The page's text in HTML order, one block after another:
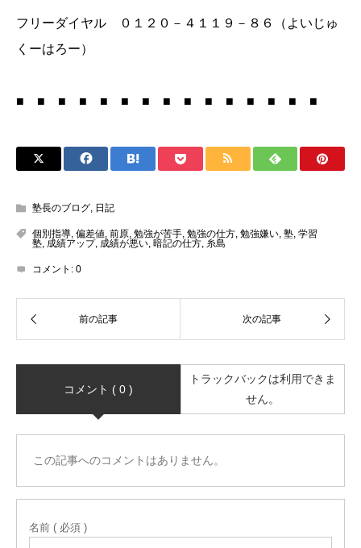
フリーダイヤル ０１２０－４１１９－８６（よいじゅ
くーはろー）
■ ■ ■ ■ ■ ■ ■ ■ ■ ■ ■ ■ ■ ■ ■
塾長のブログ, 日記
個別指導, 偏差値, 前原, 勉強が苦手, 勉強の仕方, 勉強嫌い, 塾, 学習
塾, 成績アップ, 成績が悪い, 暗記の仕方, 糸島
コメント: 0
コメント ( 0 )
トラックバックは利用できま
せん。
この記事へのコメントはありません。
名前 ( 必須 )